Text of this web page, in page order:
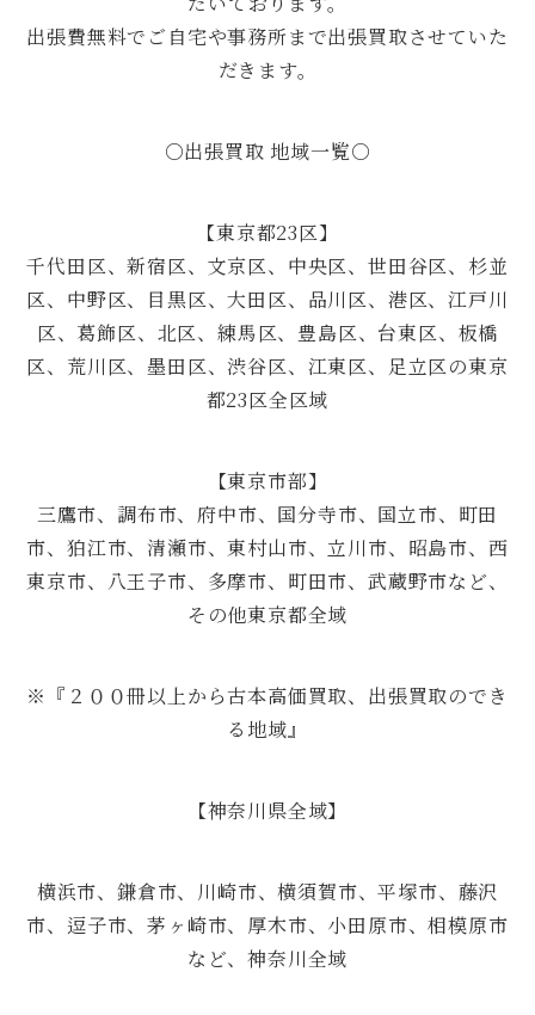
出張費無料でご自宅や事務所まで出張買取させていた
だきます。
○出張買取 地域一覧○
【東京都23区】
千代田区、新宿区、文京区、中央区、世田谷区、杉並
区、中野区、目黒区、大田区、品川区、港区、江戸川
区、葛飾区、北区、練馬区、豊島区、台東区、板橋
区、荒川区、墨田区、渋谷区、江東区、足立区の東京
都23区全区域
【東京市部】
三鷹市、調布市、府中市、国分寺市、国立市、町田
市、狛江市、清瀬市、東村山市、立川市、昭島市、西
東京市、八王子市、多摩市、町田市、武蔵野市など、
その他東京都全域
※『２００冊以上から古本高価買取、出張買取のでき
る地域』
【神奈川県全域】
横浜市、鎌倉市、川崎市、横須賀市、平塚市、藤沢
市、逗子市、茅ヶ崎市、厚木市、小田原市、相模原市
など、神奈川全域